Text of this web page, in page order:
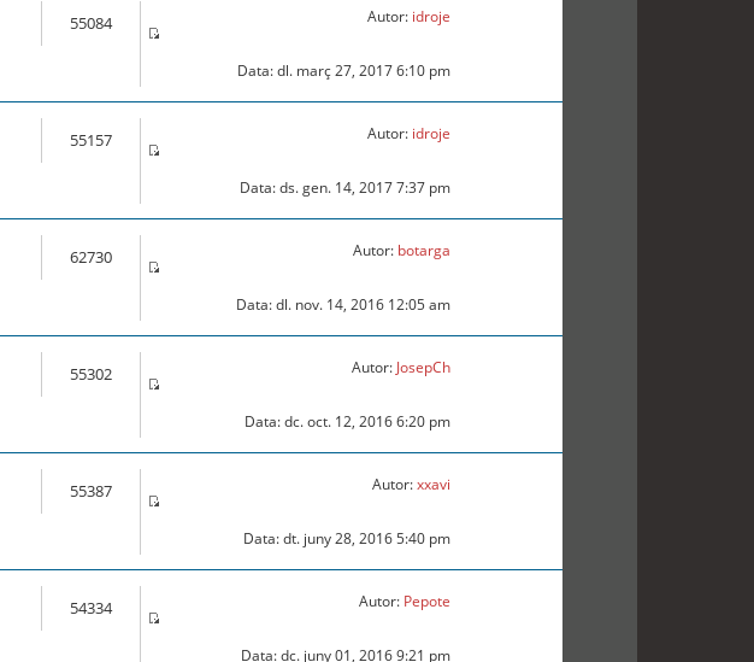
55084 Autor: idroje
Data: dl. març 27, 2017 6:10 pm
55157 Autor: idroje
Data: ds. gen. 14, 2017 7:37 pm
62730 Autor: botarga
Data: dl. nov. 14, 2016 12:05 am
55302 Autor: JosepCh
Data: dc. oct. 12, 2016 6:20 pm
55387 Autor:xxavi
Data: dt. juny 28, 2016 5:40 pm
54334 Autor: Pepote
Data: dc. juny 01, 2016 9:21 pm